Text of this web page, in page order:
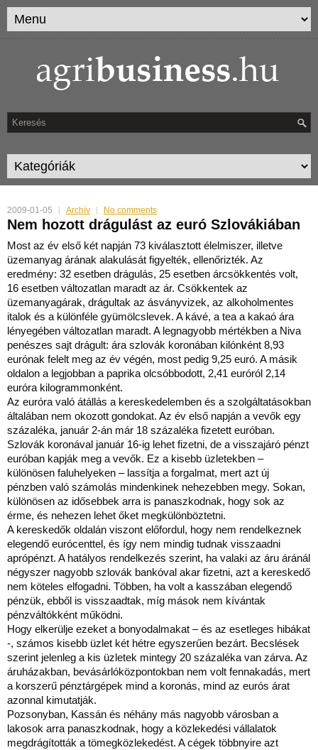
2009-01-05 Archív No comments
Nem hozott drágulást az euró Szlovákiában
Most az év első két napján 73 kiválasztott élelmiszer, illetve
üzemanyag árának alakulását figyelték, ellenőrizték. Az
eredmény: 32 esetben drágulás, 25 esetben árcsökkentés volt,
16 esetben változatlan maradt az ár. Csökkentek az
üzemanyagárak, drágultak az ásványvizek, az alkoholmentes
italok és a különféle gyümölcslevek. A kávé, a tea a kakaó ára
lényegében változatlan maradt. A legnagyobb mértékben a Niva
penészes sajt drágult: ára szlovák koronában kilónként 8,93
eurónak felelt meg az év végén, most pedig 9,25 euró. A másik
oldalon a legjobban a paprika olcsóbbodott, 2,41 euróról 2,14
euróra kilogrammonként.
Az euróra való átállás a kereskedelemben és a szolgáltatásokban
általában nem okozott gondokat. Az év első napján a vevők egy
százaléka, január 2-án már 18 százaléka fizetett euróban.
Szlovák koronával január 16-ig lehet fizetni, de a visszajáró pénzt
euróban kapják meg a vevők. Ez a kisebb üzletekben –
különösen faluhelyeken – lassítja a forgalmat, mert azt új
pénzben való számolás mindenkinek nehezebben megy. Sokan,
különösen az idősebbek arra is panaszkodnak, hogy sok az
érme, és nehezen lehet őket megkülönböztetni.
A kereskedők oldalán viszont előfordul, hogy nem rendelkeznek
elegendő eurócenttel, és így nem mindig tudnak visszaadni
aprópénzt. A hatályos rendelkezés szerint, ha valaki az áru áránál
négyszer nagyobb szlovák bankóval akar fizetni, azt a kereskedő
nem köteles elfogadni. Többen, ha volt a kasszában elegendő
pénzük, ebből is visszaadtak, míg mások nem kívántak
pénzváltókként működni.
Hogy elkerülje ezeket a bonyodalmakat – és az esetleges hibákat
-, számos kisebb üzlet két hétre egyszerűen bezárt. Becslések
szerint jelenleg a kis üzletek mintegy 20 százaléka van zárva. Az
áruházakban, bevásárlóközpontokban nem volt fennakadás, mert
a korszerű pénztárgépek mind a koronás, mind az eurós árat
azonnal kimutatják.
Pozsonyban, Kassán és néhány más nagyobb városban a
lakosok arra panaszkodnak, hogy a közlekedési vállalatok
megdrágították a tömegközlekedést. A cégek többnyire azt